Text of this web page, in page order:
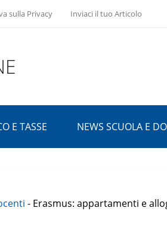
sulla Privacy Inviaci il tuo Articolo
E TASSE NEWS SCUOLA E
- Erasmus: appartamenti e